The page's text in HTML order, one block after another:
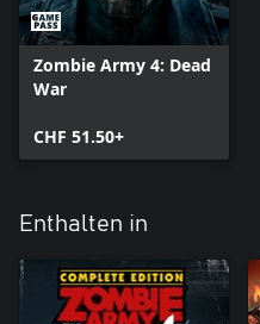
Zombie Army 4: Dead
War
CHF 51.50+
Enthalten in